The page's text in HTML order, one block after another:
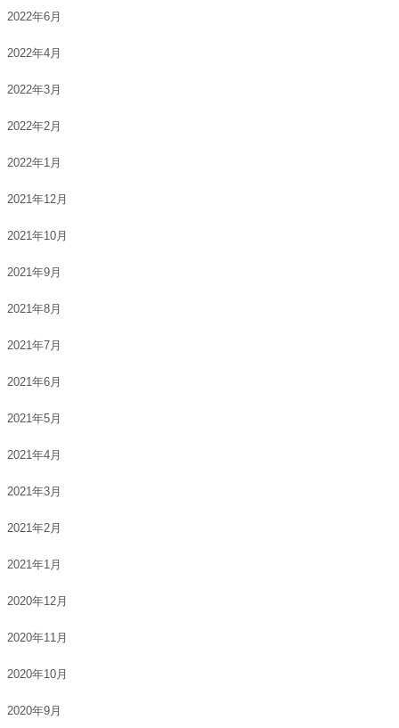
2022年6月
2022年4月
2022年3月
2022年2月
2022年1月
2021年12月
2021年10月
2021年9月
2021年8月
2021年7月
2021年6月
2021年5月
2021年4月
2021年3月
2021年2月
2021年1月
2020年12月
2020年11月
2020年10月
2020年9月